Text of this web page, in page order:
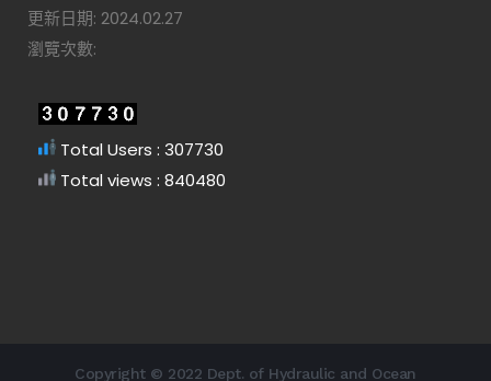
更新日期: 2024.02.27
瀏覽次數:
Total Users : 307730
Total views : 840480
Copyright © 2022 Dept. of Hydraulic and Ocean